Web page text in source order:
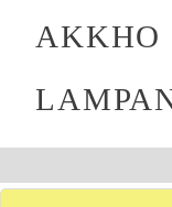
AKKHO